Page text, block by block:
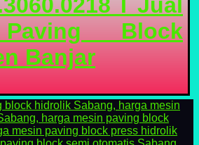
Block
Banjar